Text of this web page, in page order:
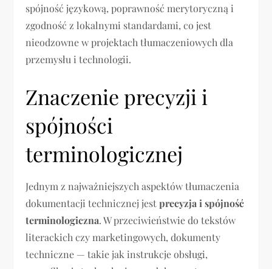
spójność językową, poprawność merytoryczną i
zgodność z lokalnymi standardami, co jest
nieodzowne w projektach tłumaczeniowych dla
przemysłu i technologii.
Znaczenie precyzji i
spójności
terminologicznej
Jednym z najważniejszych aspektów tłumaczenia
dokumentacji technicznej jestprecyzja i spójność
terminologiczna. W przeciwieństwie do tekstów
literackich czy marketingowych, dokumenty
techniczne — takie jak instrukcje obsługi,